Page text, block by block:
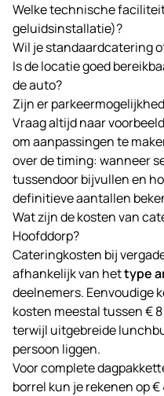
Welke technische
geluidsinstallatie)?
Wil je standaardcatering
Is de locatie goed
de auto?
Zijn er
Vraag altijd naar
om aanpassingen te
over de timing: wanneer
tussendoor bijvullen en
definitieve aantallen
Wat zijn de kosten van
Hoofddorp?
Cateringkosten bij
afhankelijk van hettype
deelnemers. Eenvoudige
kosten meestal tussen €
terwijl uitgebreide
persoon liggen.
Voor complete
borrel kun je rekenen op